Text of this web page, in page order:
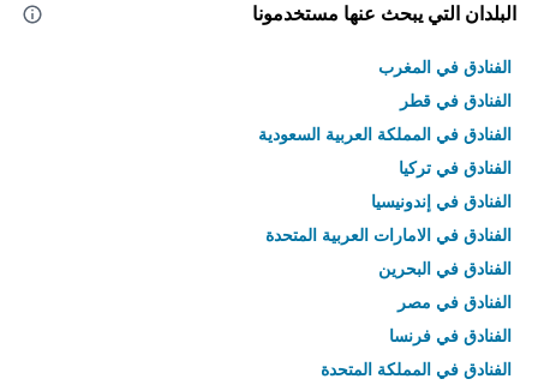
البلدان التي يبحث عنها مستخدمونا
الفنادق في المغرب
الفنادق في قطر
الفنادق في المملكة العربية السعودية
الفنادق في تركيا
الفنادق في إندونيسيا
الفنادق في الامارات العربية المتحدة
الفنادق في البحرين
الفنادق في مصر
الفنادق في فرنسا
الفنادق في المملكة المتحدة